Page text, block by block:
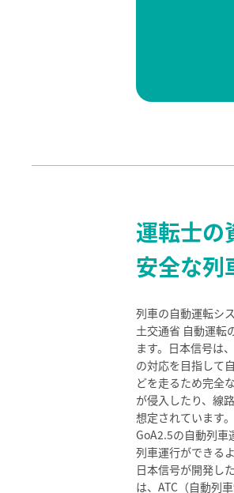
運転士の
安全な列
列車の自動運転シ
土交通省 自動運転
ます。日本信号は
の対応を目指して
どを走るため完全
が侵入したり、線
想定されています。
GoA2.5の自動列車
列車運行ができる
日本信号が開発し
は、ATC（自動列